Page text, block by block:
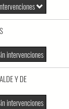
intervenciones
Y DE
intervenciones